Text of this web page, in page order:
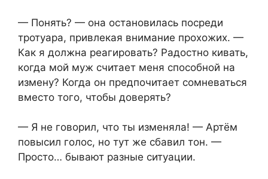
— Понять? — она остановилась посреди
тротуара, привлекая внимание прохожих. —
Как я должна реагировать? Радостно кивать,
когда мой муж считает меня способной на
измену? Когда он предпочитает сомневаться
вместо того, чтобы доверять?
— Я не говорил, что ты изменяла! — Артём
повысил голос, но тут же сбавил тон. —
Просто… бывают разные ситуации.